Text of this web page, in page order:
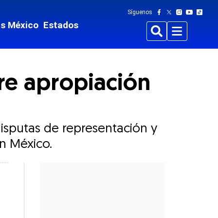
México Estados
Síguenos
BuscarMenu
apropiación
de representación y
México.